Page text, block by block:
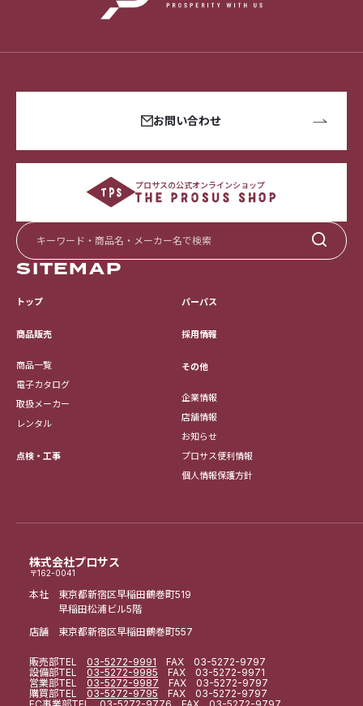
株式会社プロサス
〒162-0041
本社 東京都新宿区早稲田鶴巻町519
早稲田松浦ビル5階
店舗 東京都新宿区早稲田鶴巻町557
販売部TEL 03-5272-9991 FAX 03-5272-9797
設備部TEL 03-5272-9985 FAX 03-5272-9971
営業部TEL 03-5272-9987 FAX 03-5272-9797
購買部TEL 03-5272-9795 FAX 03-5272-9797
お問い合わせ
プロサスの公式オンラインショップ
SITEMAP
トップ
商品販売
商品一覧
電子カタログ
取扱メーカー
レンタル
点検・工事
パーパス
採用情報
その他
企業情報
店舗情報
お知らせ
プロサス便利情報
個人情報保護方針